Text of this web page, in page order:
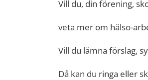
Vill du, din förening,
veta mer om hälso-
Vill du lämna förslag,
Då kan du ringa eller